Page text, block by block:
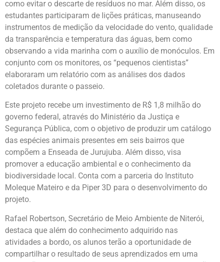
como evitar o descarte de resíduos no mar. Além disso, os
estudantes participaram de lições práticas, manuseando
instrumentos de medição da velocidade do vento, qualidade
da transparência e temperatura das águas, bem como
observando a vida marinha com o auxílio de monóculos. Em
conjunto com os monitores, os “pequenos cientistas”
elaboraram um relatório com as análises dos dados
coletados durante o passeio.
Este projeto recebe um investimento de R$ 1,8 milhão do
governo federal, através do Ministério da Justiça e
Segurança Pública, com o objetivo de produzir um catálogo
das espécies animais presentes em seis bairros que
compõem a Enseada de Jurujuba. Além disso, visa
promover a educação ambiental e o conhecimento da
biodiversidade local. Conta com a parceria do Instituto
Moleque Mateiro e da Piper 3D para o desenvolvimento do
projeto.
Rafael Robertson, Secretário de Meio Ambiente de Niterói,
destaca que além do conhecimento adquirido nas
atividades a bordo, os alunos terão a oportunidade de
compartilhar o resultado de seus aprendizados em uma